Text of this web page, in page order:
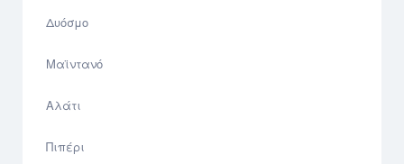
Δυόσμο
Μαϊντανό
Αλάτι
Πιπέρι